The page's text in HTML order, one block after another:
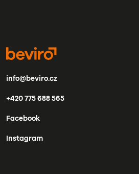
info@beviro.cz
+420 775 688 565
Facebook
Instagram